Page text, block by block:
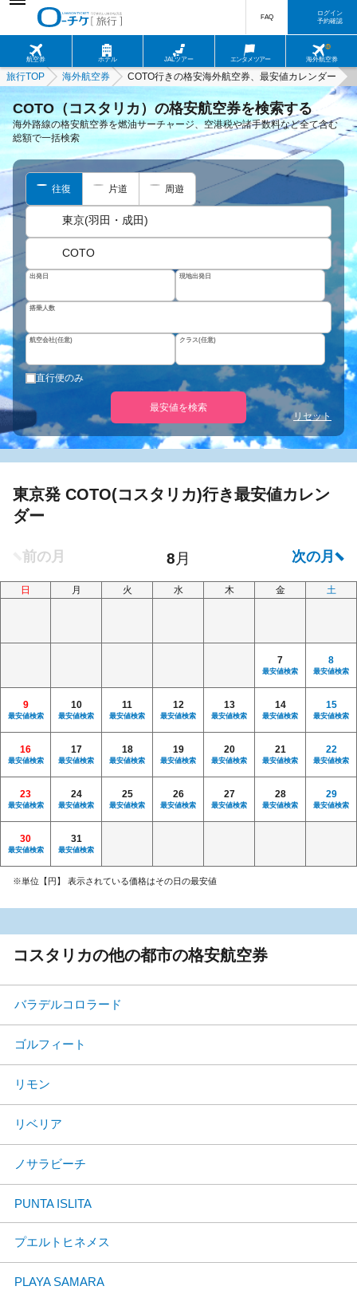
航空券 ホテル JALツアー エンタメツアー 海外航空券
FAQ
ログイン
予約確認
旅行TOP 海外航空券 COTO行きの格安海外航空券、最安値カレンダー
COTO（コスタリカ）の格安航空券を検索する
海外路線の格安航空券を燃油サーチャージ、空港税や諸手数料など全て含む
総額で一括検索
往復 片道 周遊
東京(羽田・成田)
COTO
出発日 現地出発日
搭乗人数
航空会社(任意) クラス(任意)
直行便のみ
最安値を検索
リセット
東京発 COTO(コスタリカ)行き最安値カレン
ダー
日 月 火 水 木 金 土
7
最安値検索
8
最安値検索
9
最安値検索
10
最安値検索
11
最安値検索
12
最安値検索
13
最安値検索
14
最安値検索
15
最安値検索
16
最安値検索
17
最安値検索
18
最安値検索
19
最安値検索
20
最安値検索
21
最安値検索
22
最安値検索
23
最安値検索
24
最安値検索
25
最安値検索
26
最安値検索
27
最安値検索
28
最安値検索
29
最安値検索
30
最安値検索
31
最安値検索
※単位【円】 表示されている価格はその日の最安値
コスタリカの他の都市の格安航空券
バラデルコロラード
ゴルフィート
リモン
リベリア
ノサラビーチ
PUNTA ISLITA
プエルトヒネメス
PLAYA SAMARA